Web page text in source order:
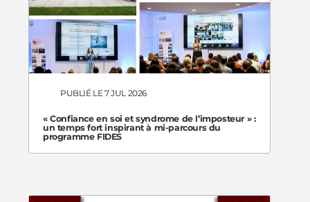
« Confiance en soi et syndrome de l’imposteur » :
un temps fort inspirant à mi-parcours du
programme FIDES
PUBLIÉ LE 7 JUL 2026